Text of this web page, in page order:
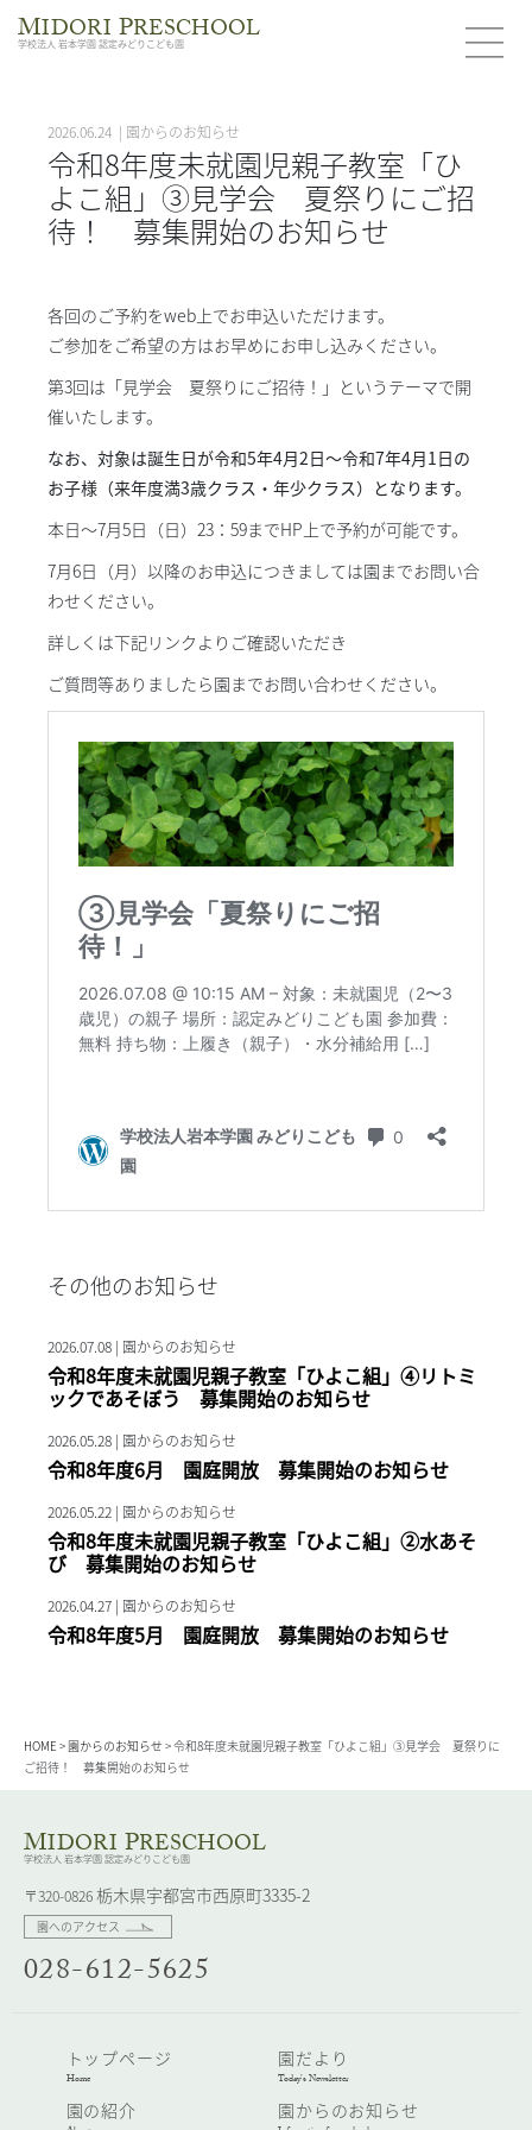
MIDORIPRESCHOOL
学校法人 岩本学園 認定みどりこども園
2026.06.24 | 園からのお知らせ
令和8年度未就園児親子教室「ひ
よこ組」③見学会 夏祭りにご招
待！ 募集開始のお知らせ
各回のご予約をweb上でお申込いただけます。
ご参加をご希望の方はお早めにお申し込みください。
第3回は「見学会 夏祭りにご招待！」というテーマで開
催いたします。
なお、対象は誕生日が令和5年4月2日〜令和7年4月1日の
お子様（来年度満3歳クラス・年少クラス）となります。
本日～7月5日（日）23：59までHP上で予約が可能です。
7月6日（月）以降のお申込につきましては園までお問い合
わせください。
詳しくは下記リンクよりご確認いただき
ご質問等ありましたら園までお問い合わせください。
その他のお知らせ
2026.07.08 | 園からのお知らせ
令和8年度未就園児親子教室「ひよこ組」④リトミ
ックであそぼう 募集開始のお知らせ
2026.05.28 | 園からのお知らせ
令和8年度6月 園庭開放 募集開始のお知らせ
2026.05.22 | 園からのお知らせ
令和8年度未就園児親子教室「ひよこ組」②水あそ
び 募集開始のお知らせ
2026.04.27 | 園からのお知らせ
令和8年度5月 園庭開放 募集開始のお知らせ
HOME >園からのお知らせ >令和8年度未就園児親子教室「ひよこ組」③見学会 夏祭りに
ご招待！ 募集開始のお知らせ
MIDORIPRESCHOOL
学校法人 岩本学園 認定みどりこども園
〒320-0826栃木県宇都宮市西原町3335-2
園へのアクセス
028-612-5625
トップページ
Home
園の紹介
園だより
Today’s Newsletter
園からのお知らせ